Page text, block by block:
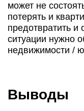
может не
потерять и
предотвратить и
ситуации нужно
недвижимости /
Выводы